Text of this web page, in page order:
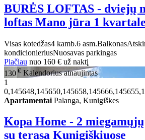
BURĖS LOFTAS - dviejų
loftas Mano jūra 1 kvartale
Visas kotedžas4 kamb.6 asm.Balkonas
kondicionieriusNuosavas parkingas
Plačiau nuo 160 € už naktį
130 € Kalendorius atnaujintas
1
Apartamentai Palanga, Kunigiškes
Kopa Home - 2
su terasa Kunigiškiuose